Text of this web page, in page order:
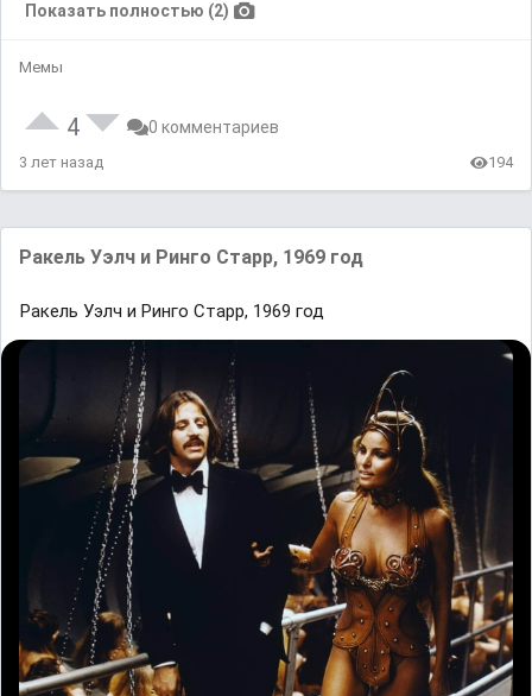
Показать полностью (2)
Мемы
4 0 комментариев
3 лет назад 194
Ракель Уэлч и Ринго Старр, 1969 год
Ракель Уэлч и Ринго Старр, 1969 год